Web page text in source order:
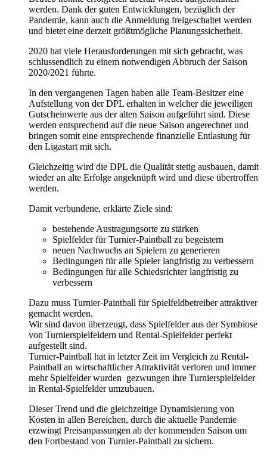
werden. Dank der guten Entwicklungen, bezüglich der
Pandemie, kann auch die Anmeldung freigeschaltet werden
und bietet eine derzeit größtmögliche Planungssicherheit.
2020 hat viele Herausforderungen mit sich gebracht, was
schlussendlich zu einem notwendigen Abbruch der Saison
2020/2021 führte.
In den vergangenen Tagen haben alle Team-Besitzer eine
Aufstellung von der DPL erhalten in welcher die jeweiligen
Gutscheinwerte aus der alten Saison aufgeführt sind. Diese
werden entsprechend auf die neue Saison angerechnet und
bringen somit eine entsprechende finanzielle Entlastung für
den Ligastart mit sich.
Gleichzeitig wird die DPL die Qualität stetig ausbauen, damit
wieder an alte Erfolge angeknüpft wird und diese übertroffen
werden.
Damit verbundene, erklärte Ziele sind:
bestehende Austragungsorte zu stärken
Spielfelder für Turnier-Paintball zu begeistern
neuen Nachwuchs an Spielern zu generieren
Bedingungen für alle Spieler langfristig zu verbessern
Bedingungen für alle Schiedsrichter langfristig zu
verbessern
Dazu muss Turnier-Paintball für Spielfeldbetreiber attraktiver
gemacht werden.
Wir sind davon überzeugt, dass Spielfelder aus der Symbiose
von Turnierspielfeldern und Rental-Spielfelder perfekt
aufgestellt sind.
Turnier-Paintball hat in letzter Zeit im Vergleich zu Rental-
Paintball an wirtschaftlicher Attraktivität verloren und immer
mehr Spielfelder wurden gezwungen ihre Turnierspielfelder
in Rental-Spielfelder umzubauen.
Dieser Trend und die gleichzeitige Dynamisierung von
Kosten in allen Bereichen, durch die aktuelle Pandemie
erzwingt Preisanpassungen ab der kommenden Saison um
den Fortbestand von Turnier-Paintball zu sichern.